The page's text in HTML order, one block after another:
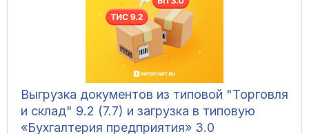
Выгрузка документов из типовой "Торговля
и склад" 9.2 (7.7) и загрузка в типовую
«Бухгалтерия предприятия» 3.0